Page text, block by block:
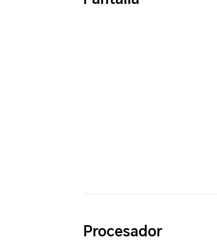
Procesador